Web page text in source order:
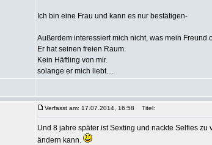
Ich bin eine Frau und kann es nur bestätigen-
Außerdem interessiert mich nicht, was mein Freund
Er hat seinen freien Raum.
Kein Häftling von mir.
solange er mich liebt....
Verfasst am: 17.07.2014, 16:58 Titel:
Und 8 jahre später ist Sexting und nackte Selfies
ändern kann.